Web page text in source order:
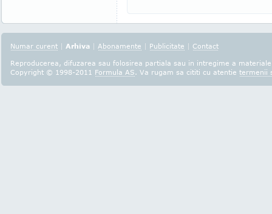
Numar curent | Arhiva | Abonamente | Publicitate | Contact
Reproducerea, difuzarea sau folosirea partiala sau in intregime a
Copyright © 1998-2011 Formula AS. Va rugam sa cititi cu atentie termenii